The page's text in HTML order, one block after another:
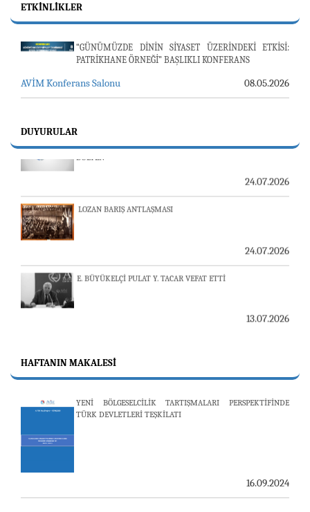
ETKINLIKLER
“GÜNÜMÜZDE DİNİN SİYASET ÜZERİNDEKİ ETKİSİ:
PATRİKHANE ÖRNEĞİ” BAŞLIKLI KONFERANS
AVİM Konferans Salonu 08.05.2026
DUYURULARBÜLTEN
24.07.2026
"REVIEW OF ARMENIAN STUDIES (RAS)" DERGİSİ'NİN
25.06.2026
HAFTANIN MAKALESI
YENİ BÖLGESELCİLİK TARTIŞMALARI PERSPEKTİFİNDE
TÜRK DEVLETLERİ TEŞKİLATI
16.09.2024